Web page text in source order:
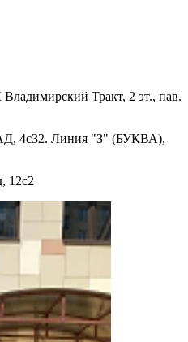
Тракт, 2 эт., пав.
4с32. Линия "З" (БУКВА),
12с2